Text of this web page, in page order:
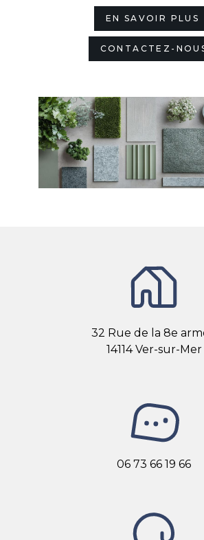
EN SAVOIR PLUS
CONTACTEZ-
32 Rue de la 8e
14114 Ver-sur-Mer
06 73 66 19 66